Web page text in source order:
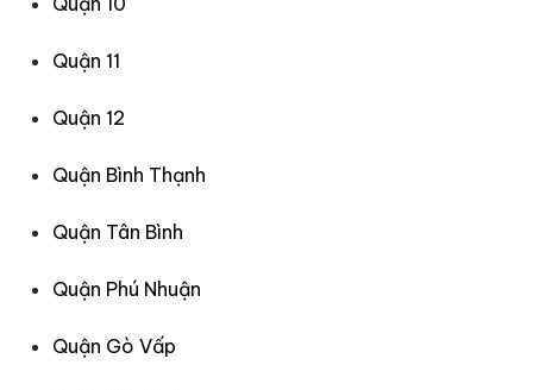
Quận 11
Quận 12
Quận Bình Thạnh
Quận Tân Bình
Quận Phú Nhuận
Quận Gò Vấp